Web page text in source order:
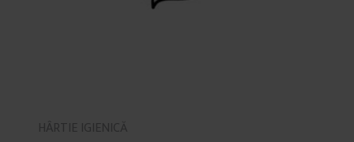
HÂRTIE IGIENICĂ